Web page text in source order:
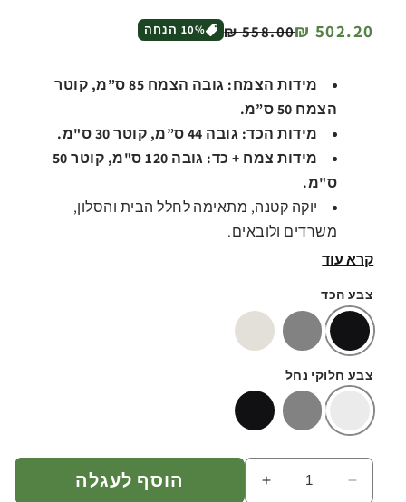
מחיר
502.20 ₪
מחיר
558.00 ₪
10% הנחה
מידות הצמח: גובה הצמח 85 ס”מ, קוטר
הצמח 50 ס”מ.
מידות הכד: גובה 44 ס”מ, קוטר 30 ס"מ.
מידות צמח + כד: גובה 120 ס"מ
, קוטר 50
ס"מ.
יוקה קטנה, מתאימה לחלל הבית והסלון,
משרדים ולובאים.
חלוקי הנחל ביצירת קשר עם נציג
דגם 428
קרא עוד
צבע הכד
צבע חלוקי נחל
הפחת
הגדל
הוסף לעגלה